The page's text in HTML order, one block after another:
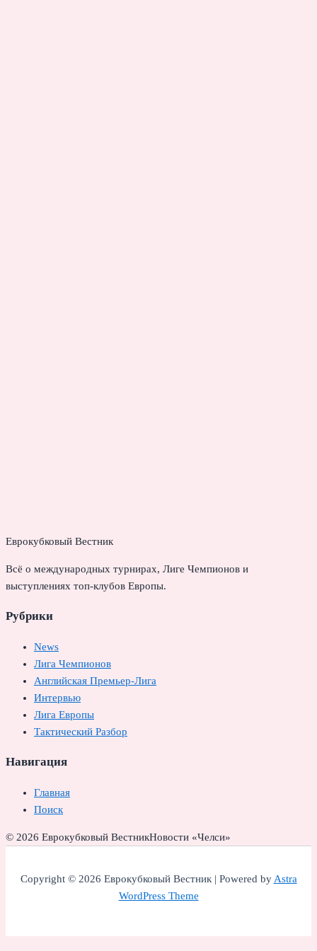
Еврокубковый Вестник
Всё о международных турнирах, Лиге Чемпионов и
выступлениях топ-клубов Европы.
Рубрики
News
Лига Чемпионов
Английская Премьер-Лига
Интервью
Лига Европы
Тактический Разбор
Навигация
Главная
Поиск
© 2026 Еврокубковый ВестникНовости «Челси»
Copyright © 2026 Еврокубковый Вестник | Powered byAstra
WordPress Theme